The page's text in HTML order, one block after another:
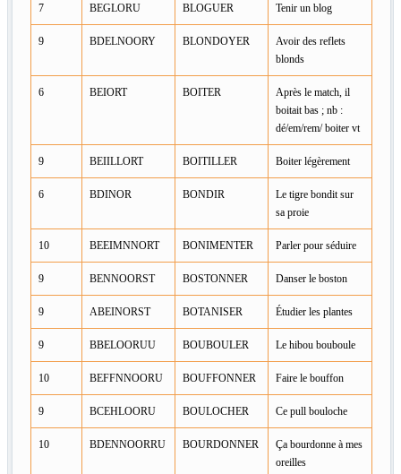
7 BEGLORU BLOGUER Tenir un blog
9 BDELNOORY BLONDOYER
Avoir des reflets
blonds
6 BEIORT BOITER
Après le match, il
boitait bas ; nb :
dé/em/rem/ boiter vt
9 BEIILLORT BOITILLER Boiter légèrement
6 BDINOR BONDIR
Le tigre bondit sur
sa proie
10 BEEIMNNORT BONIMENTER Parler pour séduire
9 BENNOORST BOSTONNER Danser le boston
9 ABEINORST BOTANISER Étudier les plantes
9 BBELOORUU BOUBOULER Le hibou bouboule
10 BEFFNNOORU BOUFFONNER Faire le bouffon
9 BCEHLOORU BOULOCHER Ce pull bouloche
10 BDENNOORRU BOURDONNER
Ça bourdonne à mes
oreilles